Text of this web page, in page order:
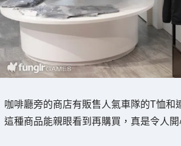
咖啡廳旁的商店有販售人氣車隊的T恤和
這種商品能親眼看到再購買，真是令人開